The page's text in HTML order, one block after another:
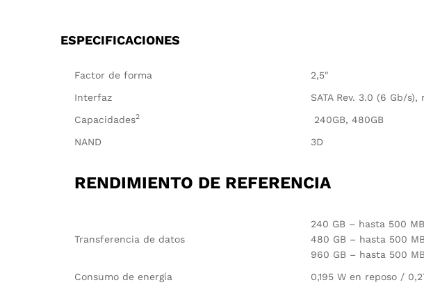
ESPECIFICACIONES
Factor de forma
2,5″
Interfaz
SATA Rev. 3.0 (6 Gb/
Capacidades2
240GB, 480GB
NAND
3D
RENDIMIENTO DE REFERENCIA
Transferencia de datos
240 GB – hasta 500
480 GB – hasta 500
960 GB – hasta 500
Consumo de energía
0,195 W en reposo /